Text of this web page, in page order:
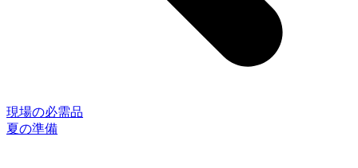
現場の必需品
夏の準備